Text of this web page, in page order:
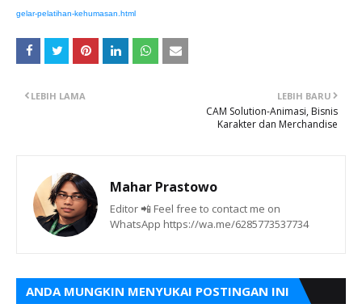
gelar-pelatihan-kehumasan.html
LEBIH BARU
CAM Solution-Animasi, Bisnis
Karakter dan Merchandise
LEBIH LAMA
Mahar Prastowo
Editor 📲 Feel free to contact me on
WhatsApp https://wa.me/6285773537734
ANDA MUNGKIN MENYUKAI POSTINGAN INI